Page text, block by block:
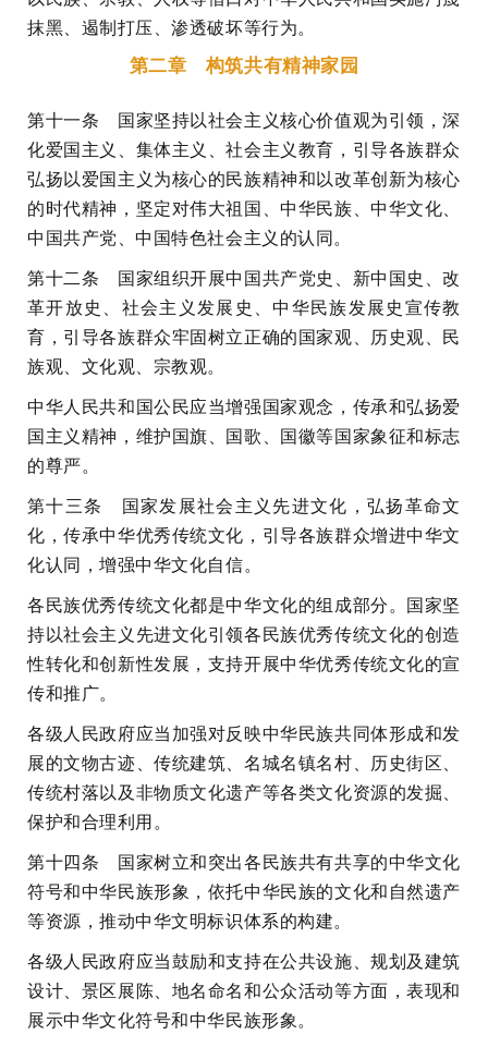
抹黑、遏制打压、渗透破坏等行为。
第二章 构筑共有精神家园
第十一条 国家坚持以社会主义核心价值观为引领，深
化爱国主义、集体主义、社会主义教育，引导各族群众
弘扬以爱国主义为核心的民族精神和以改革创新为核心
的时代精神，坚定对伟大祖国、中华民族、中华文化、
中国共产党、中国特色社会主义的认同。
第十二条 国家组织开展中国共产党史、新中国史、改
革开放史、社会主义发展史、中华民族发展史宣传教
育，引导各族群众牢固树立正确的国家观、历史观、民
族观、文化观、宗教观。
中华人民共和国公民应当增强国家观念，传承和弘扬爱
国主义精神，维护国旗、国歌、国徽等国家象征和标志
的尊严。
第十三条 国家发展社会主义先进文化，弘扬革命文
化，传承中华优秀传统文化，引导各族群众增进中华文
化认同，增强中华文化自信。
各民族优秀传统文化都是中华文化的组成部分。国家坚
持以社会主义先进文化引领各民族优秀传统文化的创造
性转化和创新性发展，支持开展中华优秀传统文化的宣
传和推广。
各级人民政府应当加强对反映中华民族共同体形成和发
展的文物古迹、传统建筑、名城名镇名村、历史街区、
传统村落以及非物质文化遗产等各类文化资源的发掘、
保护和合理利用。
第十四条 国家树立和突出各民族共有共享的中华文化
符号和中华民族形象，依托中华民族的文化和自然遗产
等资源，推动中华文明标识体系的构建。
各级人民政府应当鼓励和支持在公共设施、规划及建筑
设计、景区展陈、地名命名和公众活动等方面，表现和
展示中华文化符号和中华民族形象。